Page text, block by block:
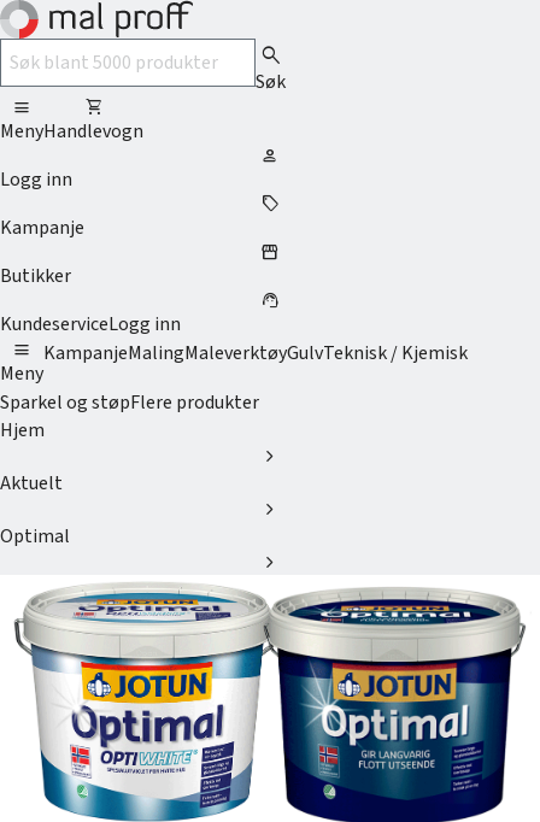
search
Søk
menu
Meny
shopping_cart
Handlevogn
person
Logg inn
sell
Kampanje
storefront
Butikker
support_agent
KundeserviceLogg inn
menu
Meny
KampanjeMalingMaleverktøyGulvTeknisk / Kjemisk
Sparkel og støpFlere produkter
Hjem
chevron_right
Aktuelt
chevron_right
Optimal
chevron_right